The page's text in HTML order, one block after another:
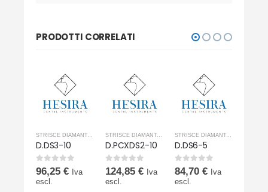
PRODOTTI CORRELATI
D.DS3-10
0Su 5
96,25 € Iva
escl.
D.PCXDS2-10
0Su 5
124,85 € Iva
escl.
D.DS6-5
0Su 5
84,70 € Iva
escl.